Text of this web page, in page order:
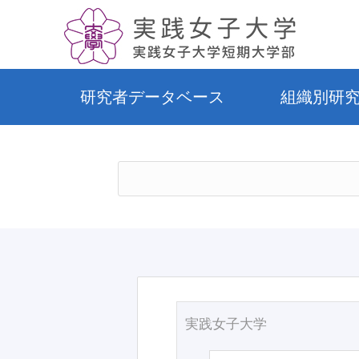
研究者データベース 組織別研
実践女子大学